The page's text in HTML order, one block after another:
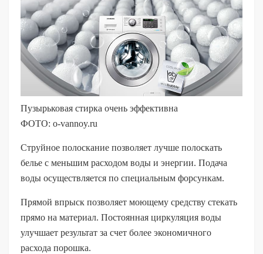
Пузырьковая стирка очень эффективна
ФОТО: o-vannoy.ru
Струйное полоскание позволяет лучше полоскать
белье с меньшим расходом воды и энергии. Подача
воды осуществляется по специальным форсункам.
Прямой впрыск позволяет моющему средству стекать
прямо на материал. Постоянная циркуляция воды
улучшает результат за счет более экономичного
расхода порошка.